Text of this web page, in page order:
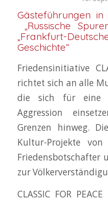
Gästeführungen
„Russische
„Frankfurt-
Geschichte“
Friedensinitiative
richtet sich an alle
die sich für eine
Aggression
Grenzen hinweg.
Kultur-Projekte
Friedensbotschafter
zur
CLASSIC FOR